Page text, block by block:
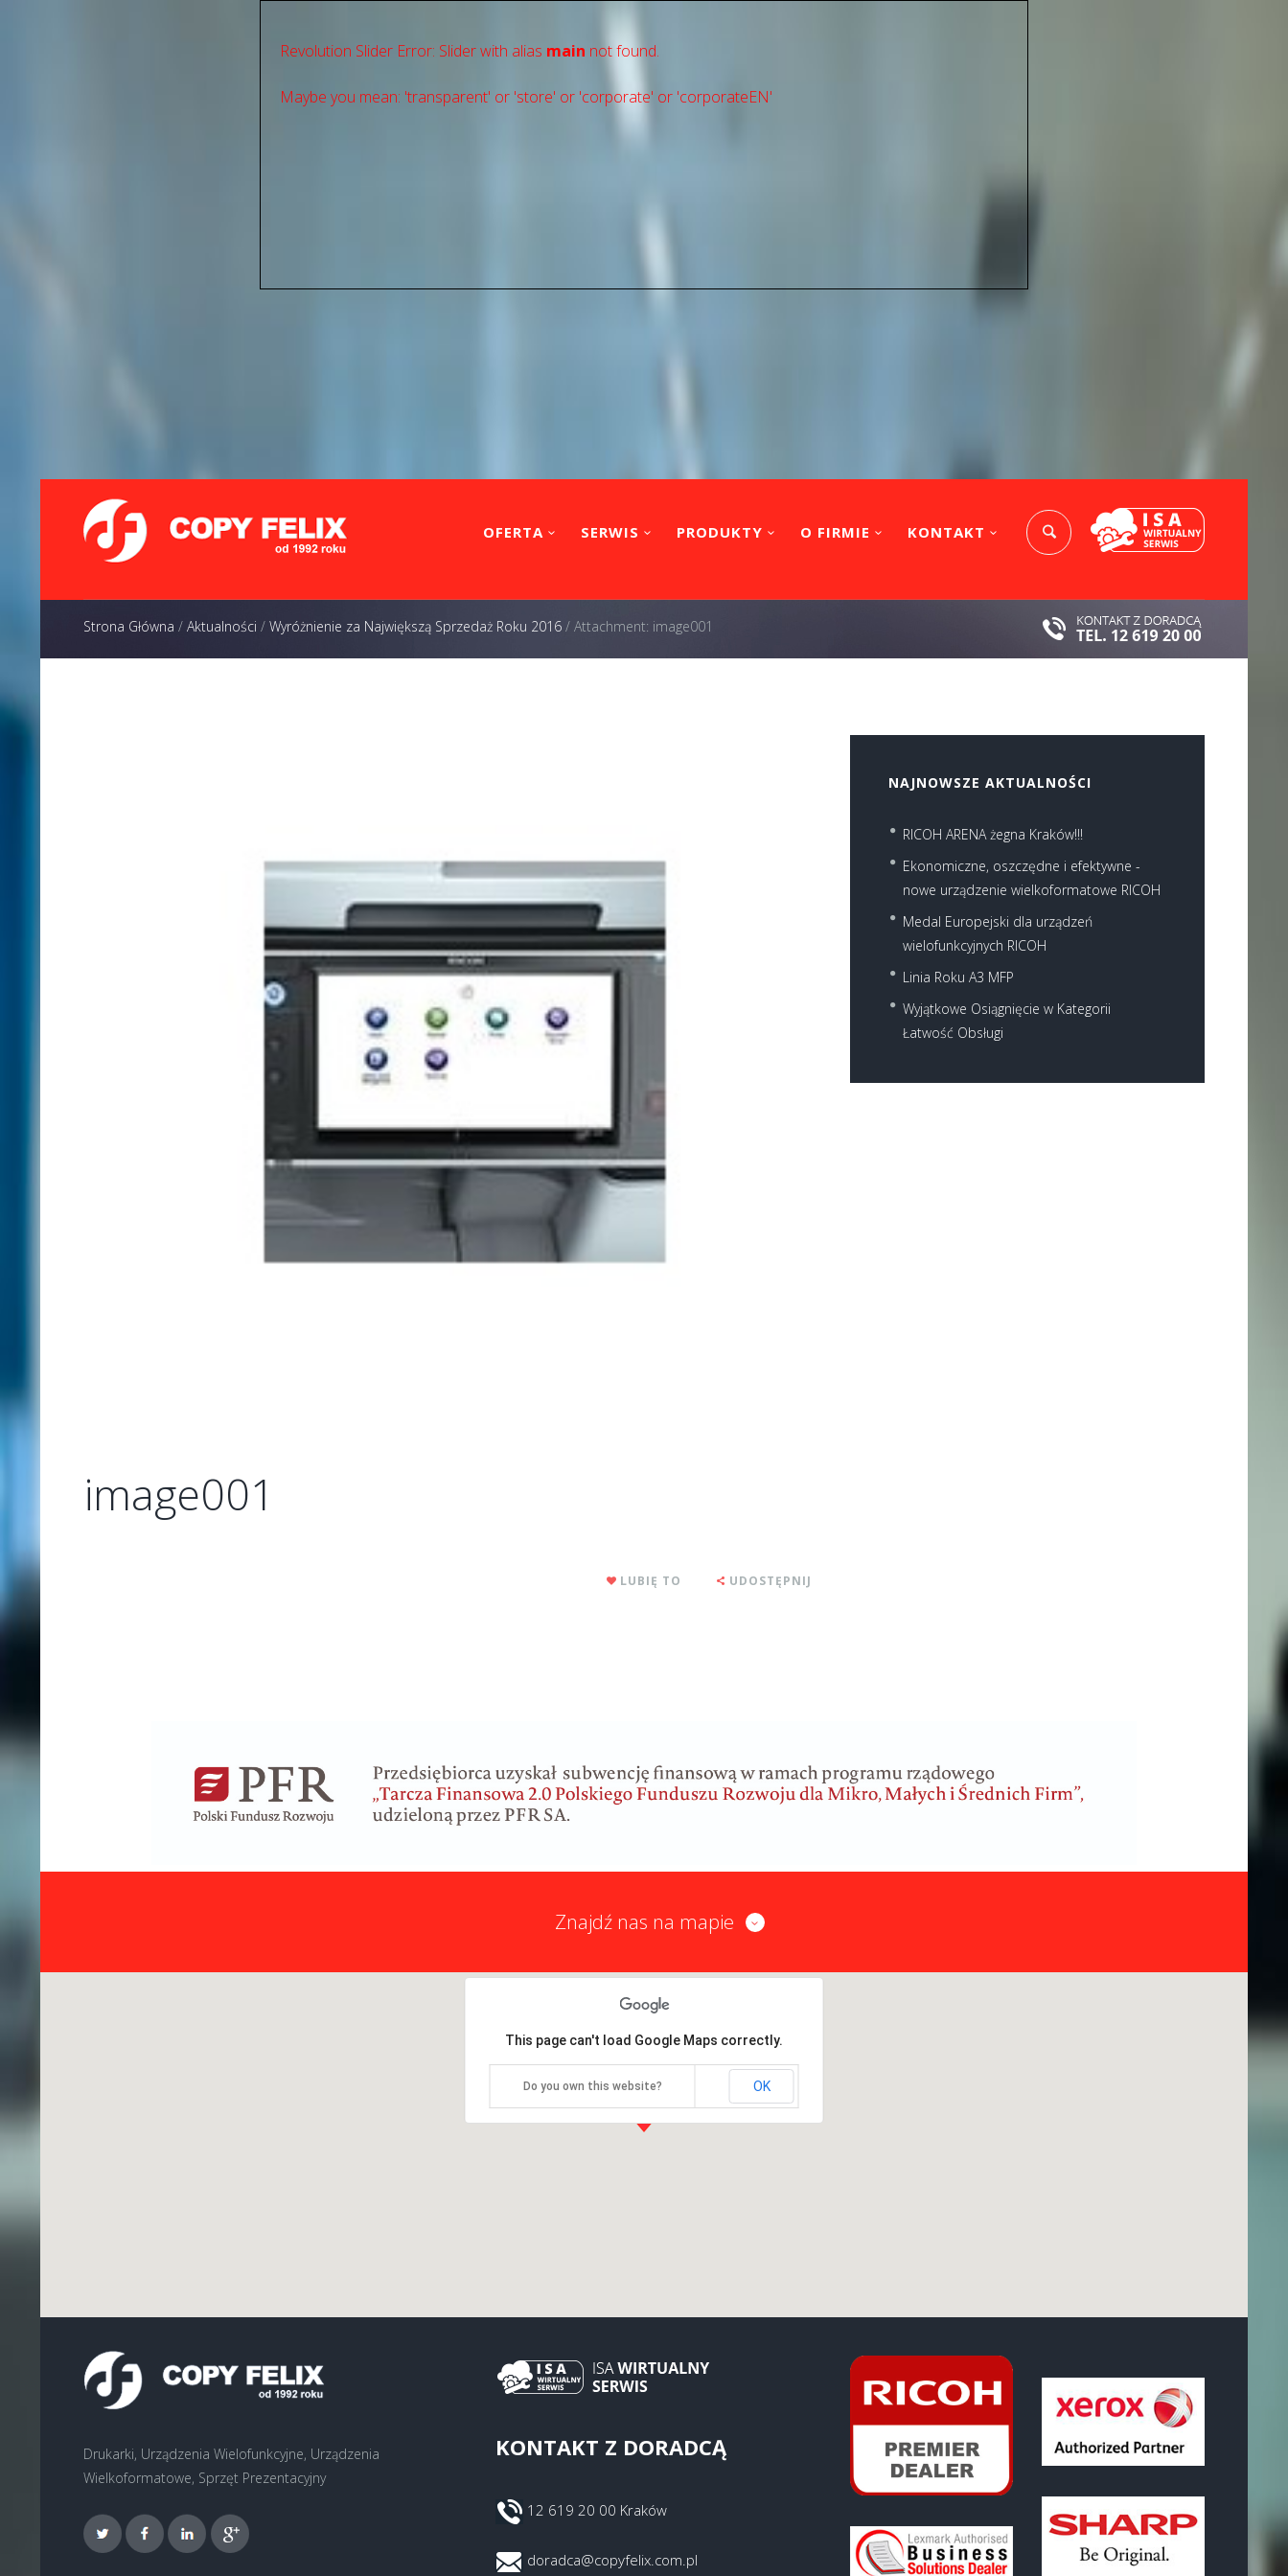
Revolution Slider Error: Slider with alias main not found.
Maybe you mean: 'transparent' or 'store' or 'сorporate' or 'corporateEN'
OFERTA SERWIS PRODUKTY O FIRMIE KONTAKT
Strona Główna / Aktualności / Wyróżnienie za Największą Sprzedaż Roku 2016 / Attachment: image001
image001
LUBIĘ TO UDOSTĘPNIJ
NAJNOWSZE AKTUALNOŚCI
RICOH ARENA żegna Kraków!!!
Ekonomiczne, oszczędne i efektywne -
nowe urządzenie wielkoformatowe RICOH
Medal Europejski dla urządzeń
wielofunkcyjnych RICOH
Linia Roku A3 MFP
Wyjątkowe Osiągnięcie w Kategorii
Łatwość Obsługi
Znajdź nas na mapie
This page can't load Google Maps correctly.
Do you own this website? OK
Drukarki, Urządzenia Wielofunkcyjne, Urządzenia
Wielkoformatowe, Sprzęt Prezentacyjny
KONTAKT Z DORADCĄ
12 619 20 00 Kraków
doradca@copyfelix.com.pl